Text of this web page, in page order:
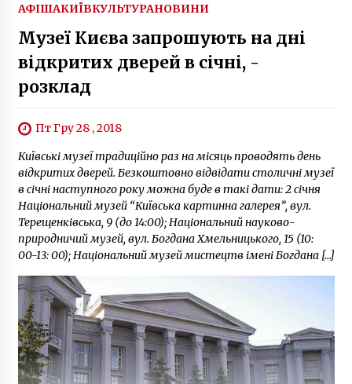
випустять учнівські квитки на 36 мільйонів
гривень
6 років ago
7 років ago
Міністр культури назвав знесення
історичного будинку купця Уткіна
варварством
5 років ago
Локальний гемблінг запроваджує світові
тренди: онлайн-казино Космолот
АФІШАКИЇВКУЛЬТУРАНОВИНИ
Музеї Києва запрошують на дні
відкритих дверей в січні, -
розклад
Пт Гру 28 , 2018
Київські музеї традиційно раз на місяць проводять день
відкритих дверей. Безкоштовно відвідати столичні музеї
в січні наступного року можна буде в такі дати: 2 січня
Національний музей “Київська картинна галерея”, вул.
Терещенківська, 9 (до 14:00); Національний науково-
природничий музей, вул. Богдана Хмельницького, 15 (10:
00-13: 00); Національний музей мистецтв імені Богдана […]